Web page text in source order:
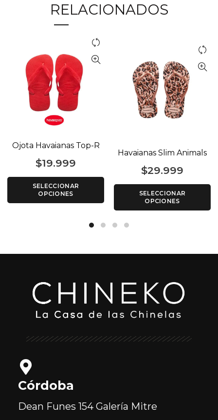
RELACIONADOS
Ojota Havaianas Top-R
$19.999
SELECCIONAR
OPCIONES
Havaianas Slim Animals
$29.999
SELECCIONAR
OPCIONES
Córdoba
Dean Funes 154Galería Mitre